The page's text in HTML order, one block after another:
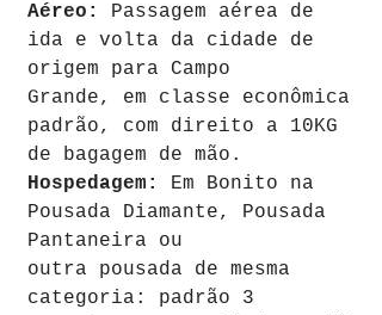
Aéreo:
Passagem aérea de
ida e volta da cidade de
origem para Campo
Grande, em classe econômica
padrão, com direito a 10KG
de bagagem de mão.
Hospedagem: Em Bonito na
Pousada Diamante, Pousada
Pantaneira ou
outra pousada de mesma
categoria: padrão 3